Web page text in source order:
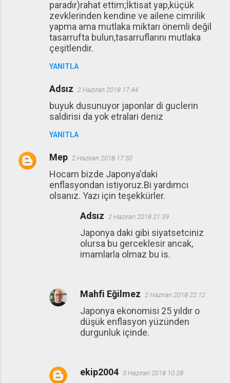
paradır)rahat ettim;İktisat yap,küçük
zevklerinden kendine ve ailene cimrilik
yapma ama mutlaka miktarı önemli değil
tasarrufta bulun,tasarruflarını mutlaka
çeşitlendir.
YANITLA
Adsız 2 Haziran 2018 17:44
buyuk dusunuyor japonlar di guclerin
saldirisi da yok etralari deniz
YANITLA
Mep 2 Haziran 2018 17:50
Hocam bizde Japonya'daki
enflasyondan istiyoruz.Bi yardımcı
olsanız. Yazı için teşekkürler.
Adsız 2 Haziran 2018 21:39
Japonya daki gibi siyatsetciniz
olursa bu gerceklesir ancak,
imamlarla olmaz bu is.
Mahfi Eğilmez 2 Haziran 2018 22:12
Japonya ekonomisi 25 yıldır o
düşük enflasyon yüzünden
durgunluk içinde.
ekip2004 3 Haziran 2018 10:28